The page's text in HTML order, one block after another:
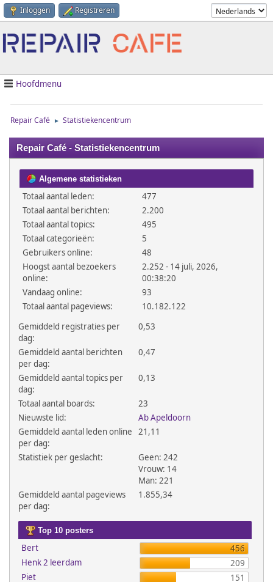
Inloggen Registreren
Hoofdmenu
Repair Café ► Statistiekencentrum
Repair Café - Statistiekencentrum
Algemene statistieken
Totaal aantal leden:
477
Totaal aantal berichten:
2.200
Totaal aantal topics:
495
Totaal categorieën:
5
Gebruikers online:
48
Hoogst aantal bezoekers
online:
2.252 - 14 juli, 2026,
00:38:20
Vandaag online:
93
Totaal aantal pageviews:
10.182.122
Gemiddeld registraties per
dag:
0,53
Gemiddeld aantal berichten
per dag:
0,47
Gemiddeld aantal topics per
dag:
0,13
Totaal aantal boards:
23
Nieuwste lid:
Ab Apeldoorn
Gemiddeld aantal leden online
per dag:
21,11
Statistiek per geslacht:
Geen: 242
Vrouw: 14
Man: 221
Gemiddeld aantal pageviews
per dag:
1.855,34
Top 10 posters
Bert
456
Henk 2 leerdam
209
Piet
151